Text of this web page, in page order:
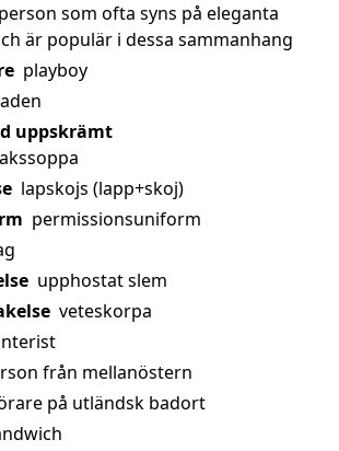
person som ofta syns på eleganta
är populär i dessa sammanhang
playboy
uppskrämt
lapskojs (lapp+skoj)
permissionsuniform
upphostat slem
veteskorpa
från mellanöstern
på utländsk badort